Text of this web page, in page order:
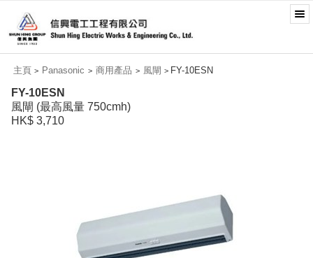
主頁 > Panasonic > 商用產品 > 風閘 > FY-10ESN
FY-10ESN
風閘 (最高風量 750cmh)
HK$ 3,710